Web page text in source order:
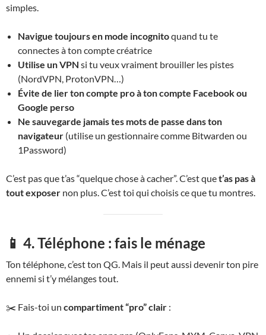
simples.
Navigue toujours en mode incognitoquand tu te
connectes à ton compte créatrice
Utilise un VPN si tu veux vraiment brouiller les pistes
(NordVPN, ProtonVPN…)
Évite de lier ton compte pro à ton compte Facebook ou
Google perso
Ne sauvegarde jamais tes mots de passe dans ton
navigateur (utilise un gestionnaire comme Bitwarden ou
1Password)
C’est pas que t’as “quelque chose à cacher”. C’est quet’as pas à
tout exposer non plus. C’est toi qui choisis ce que tu montres.
📱 4. Téléphone : fais le ménage
Ton téléphone, c’est ton QG. Mais il peut aussi devenir ton pire
ennemi si t’y mélanges tout.
✂️ Fais-toi un compartiment “pro” clair :